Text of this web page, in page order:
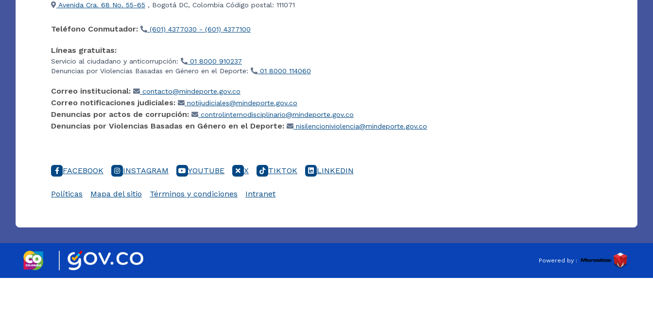
Avenida Cra. 68 No. 55-65 , Bogotá DC, Colombia Código postal: 111071
Teléfono Conmutador: (601) 4377030 - (601) 4377100
Líneas gratuitas:
Servicio al ciudadano y anticorrupción:
01 8000 910237
Denuncias por Violencias Basadas en Género en el Deporte:
01 8000 114060
Correo institucional: contacto@mindeporte.gov.co
Correo notificaciones judiciales: notijudiciales@mindeporte.gov.co
Denuncias por actos de corrupción: controlinternodisciplinario@mindeporte.gov.co
Denuncias por Violencias Basadas en Género en el Deporte: nisilencioniviolencia@mindeporte.gov.co
FACEBOOK INSTAGRAM YOUTUBE X TIKTOK LINKEDIN
Políticas Mapa del sitio Términos y condiciones Intranet
Powered by :